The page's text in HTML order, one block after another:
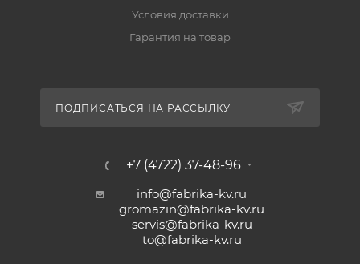
Условия доставки
Гарантия на товар
ПОДПИСАТЬСЯ НА РАССЫЛКУ
+7 (4722) 37-48-96
info@fabrika-kv.ru
gromazin@fabrika-kv.ru
servis@fabrika-kv.ru
to@fabrika-kv.ru